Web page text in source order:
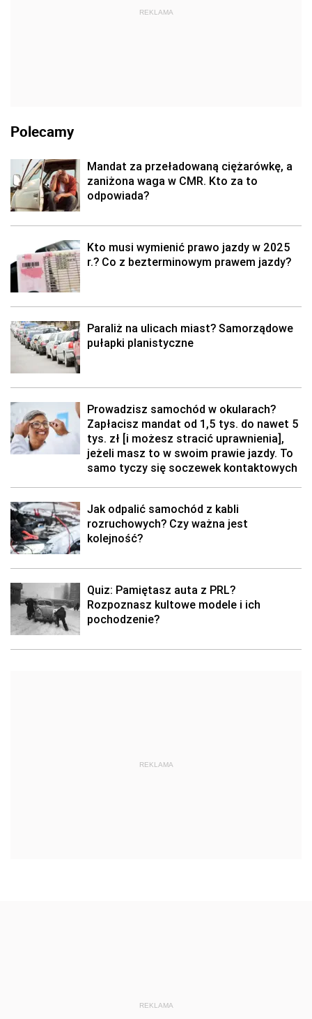
REKLAMA
Polecamy
Mandat za przeładowaną ciężarówkę, a
zaniżona waga w CMR. Kto za to
odpowiada?
Kto musi wymienić prawo jazdy w 2025
r.? Co z bezterminowym prawem jazdy?
Paraliż na ulicach miast? Samorządowe
pułapki planistyczne
Prowadzisz samochód w okularach?
Zapłacisz mandat od 1,5 tys. do nawet 5
tys. zł [i możesz stracić uprawnienia],
jeżeli masz to w swoim prawie jazdy. To
samo tyczy się soczewek kontaktowych
Jak odpalić samochód z kabli
rozruchowych? Czy ważna jest
kolejność?
Quiz: Pamiętasz auta z PRL?
Rozpoznasz kultowe modele i ich
pochodzenie?
REKLAMA
REKLAMA